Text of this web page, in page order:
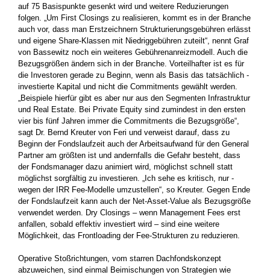
auf 75 ­Basispunkte gesenkt wird und weitere Reduzierungen
folgen. „Um First Closings zu realisieren, kommt es in der Branche
auch vor, dass man Erstzeichnern Strukturierungsgebühren erlässt
und eigene Share-Klassen mit Niedriggebühren zuteilt“, nennt Graf
von Bassewitz noch ein weiteres Gebührenanreizmodell. Auch die
­Bezugsgrößen ändern sich in der Branche. Vorteilhafter ist es für
die Investoren gerade zu Beginn, wenn als Basis das tatsächlich ­
investierte Kapital und nicht die Commitments gewählt werden.
„Beispiele hierfür gibt es aber nur aus den Segmenten Infrastruktur
und Real Estate. Bei Private Equity sind ­zumindest in den ersten
vier bis fünf Jahren immer die Commitments die Bezugsgröße“,
sagt Dr. Bernd Kreuter von Feri und verweist darauf, dass zu
Beginn der Fondslaufzeit auch der Arbeitsaufwand für den General
Partner am größten ist und ­andernfalls die Gefahr ­besteht, dass
der Fondsmanager dazu animiert wird, möglichst schnell statt
möglichst sorgfältig zu investieren. „Ich sehe es kritisch, nur ­
wegen der IRR Fee-Modelle umzustellen“, so Kreuter. Gegen Ende
der Fondslaufzeit kann auch der Net-Asset-Value als Bezugsgröße
verwendet werden. Dry Closings – wenn ­Management Fees erst
anfallen, ­sobald effektiv investiert wird – sind eine ­weitere
Möglichkeit, das Frontloading der Fee-Strukturen zu reduzieren.
Operative Stoßrichtungen, vom starren Dachfondskonzept
abzuweichen, sind einmal Beimischungen von Strategien wie